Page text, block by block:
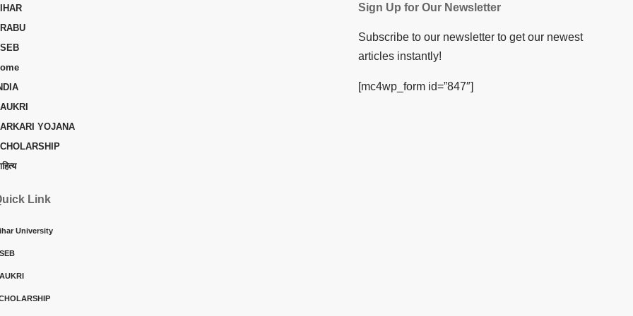
YOJANA
Link
University
Sign Up for Our Newsletter
Subscribe to our newsletter to get our newest
articles instantly!
[mc4wp_form id=”847″]